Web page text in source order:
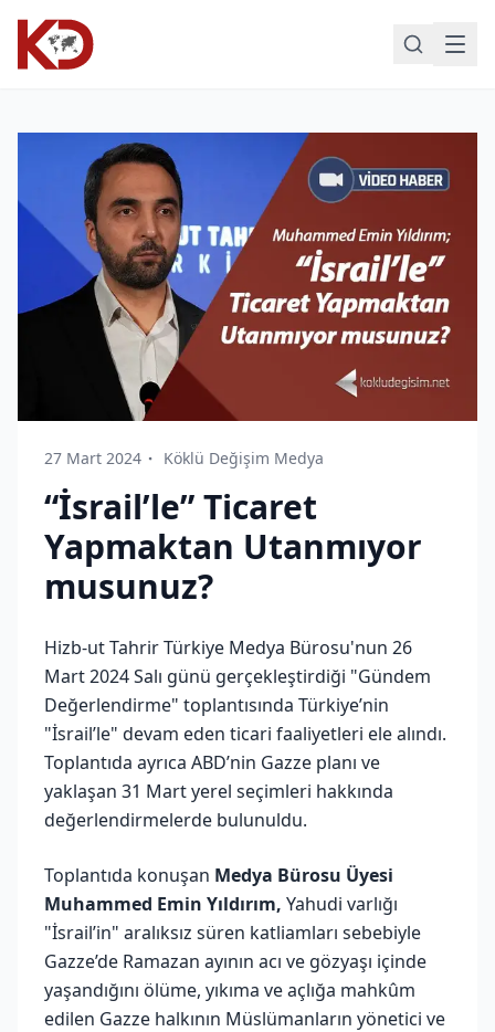
27 Mart 2024 Köklü Değişim Medya
“İsrail’le” Ticaret
Yapmaktan Utanmıyor
musunuz?
Hizb-ut Tahrir Türkiye Medya Bürosu'nun 26
Mart 2024 Salı günü gerçekleştirdiği "Gündem
Değerlendirme" toplantısında Türkiye’nin
"İsrail’le" devam eden ticari faaliyetleri ele alındı.
Toplantıda ayrıca ABD’nin Gazze planı ve
yaklaşan 31 Mart yerel seçimleri hakkında
değerlendirmelerde bulunuldu.
Toplantıda konuşan Medya Bürosu Üyesi
Muhammed Emin Yıldırım, Yahudi varlığı
"İsrail’in" aralıksız süren katliamları sebebiyle
Gazze’de Ramazan ayının acı ve gözyaşı içinde
yaşandığını ölüme, yıkıma ve açlığa mahkûm
edilen Gazze halkının Müslümanların yönetici ve